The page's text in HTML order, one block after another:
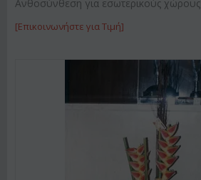
Ανθοσύνθεση για εσωτερικούς χώρους
[Επικοινωνήστε για Τιμή]